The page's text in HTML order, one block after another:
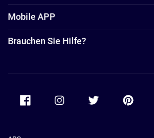
Mobile APP
Brauchen Sie Hilfe?